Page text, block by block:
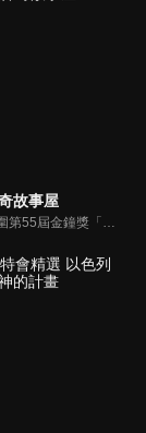
故事屋
入圍第55屆金鐘獎「兒童少年節目獎」，神奇故事屋將書內場景帶到戶外，帶領孩子認識台灣人文歷史、農作特產及在地文化。